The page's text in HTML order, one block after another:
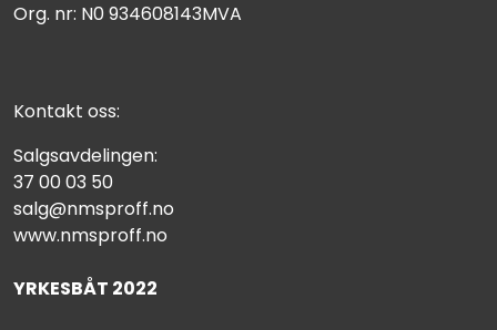
Org. nr: N0 934608143MVA
Kontakt oss:
Salgsavdelingen:
37 00 03 50
salg@nmsproff.no
www.nmsproff.no
YRKESBÅT 2022